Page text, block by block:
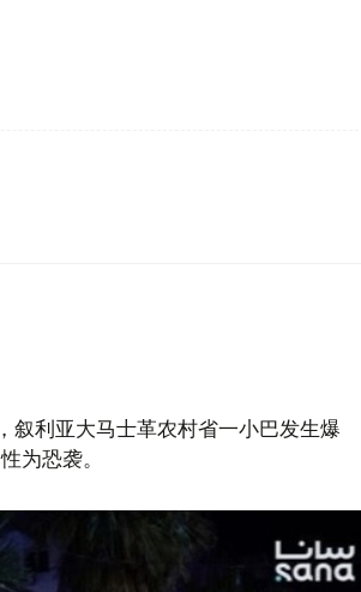
叙利亚大马士革农村省一小巴发生爆
为恐袭。